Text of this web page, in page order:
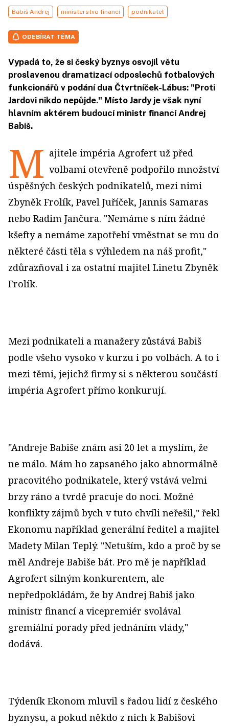
Babiš Andrej ministerstvo financí podnikatel
ODEBÍRAT TÉMA
Vypadá to, že si český byznys osvojil větu
proslavenou dramatizací odposlechů fotbalových
funkcionářů v podání dua Čtvrtníček-Lábus: "Proti
Jardovi nikdo nepůjde." Místo Jardy je však nyní
hlavním aktérem budoucí ministr financí Andrej
Babiš.
M ajitele impéria Agrofert už před
volbami otevřeně podpořilo množství
úspěšných českých podnikatelů, mezi nimi
Zbyněk Frolík, Pavel Juříček, Jannis Samaras
nebo Radim Jančura. "Nemáme s ním žádné
kšefty a nemáme zapotřebí vměstnat se mu do
některé části těla s výhledem na náš profit,"
zdůrazňoval i za ostatní majitel Linetu Zbyněk
Frolík.
Mezi podnikateli a manažery zůstává Babiš
podle všeho vysoko v kurzu i po volbách. A to i
mezi těmi, jejichž firmy si s některou součástí
impéria Agrofert přímo konkurují.
"Andreje Babiše znám asi 20 let a myslím, že
ne málo. Mám ho zapsaného jako abnormálně
pracovitého podnikatele, který vstává velmi
brzy ráno a tvrdě pracuje do noci. Možné
konflikty zájmů bych v tuto chvíli neřešil," řekl
Ekonomu například generální ředitel a majitel
Madety Milan Teplý. "Netuším, kdo a proč by se
měl Andreje Babiše bát. Pro mě je například
Agrofert silným konkurentem, ale
nepředpokládám, že by Andrej Babiš jako
ministr financí a vicepremiér svolával
gremiální porady před jednáním vlády,"
dodává.
Týdeník Ekonom mluvil s řadou lidí z českého
byznysu, a pokud někdo z nich k Babišovi